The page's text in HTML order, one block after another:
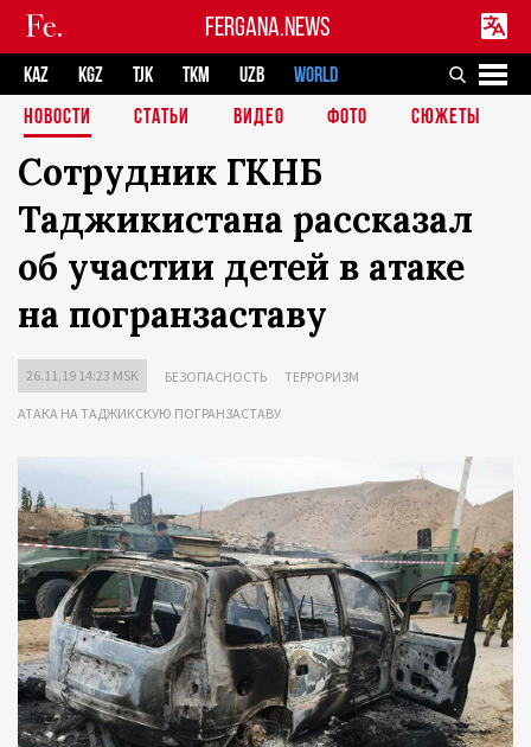
FERGANA.NEWS
KAZ KGZ TJK TKM UZB
WORLD
НОВОСТИ
СТАТЬИ ВИДЕО ФОТО СЮЖЕТЫ
Сотрудник ГКНБ
Таджикистана рассказал
об участии детей в атаке
на погранзаставу
26.11.19 14:23 MSK БЕЗОПАСНОСТЬ ТЕРРОРИЗМ
АТАКА НА ТАДЖИКСКУЮ ПОГРАНЗАСТАВУ